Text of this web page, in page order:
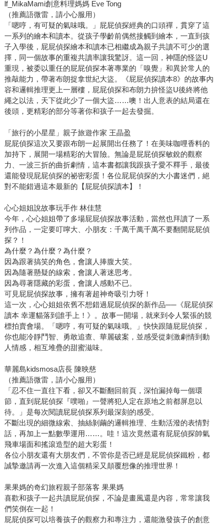
lf_MikaMami創意料理媽媽 Eve Tong
（推薦語微雷，請小心服用）
「嗯哼，有可疑的氣味哦。」屁屁偵探經典的口頭禪，貫穿了這
一系列的繪本和讀本。從孩子學齡前偶然接觸到繪本，一直到孩
子入學後，屁屁偵探繪本和讀本已相繼成為親子共讀不可少的選
擇，同一個故事的重複共讀率讓我驚訝。這一回，神隱的怪盜U
重現，被委以重任的屁屁偵探本著專業的「嗅覺」和異於常人的
推敲能力，帶著布朗捉拿世紀大盜。《屁屁偵探讀本8》的故事內
容和邏輯推理更上一層樓，屁屁偵探和布朗力拚怪盜U後終將他
繩之以法，天下從此少了一個大盜……噢！出人意表的結局還在
後頭，更精彩的部分等著你和孩子一起去發掘。
「旅行的小星星」親子旅遊作家 王晶盈
屁屁偵探這次又要跟布朗一起展開出任務了！在美味咖哩香料的
加持下，展開一場精彩的大冒險。無論是屁屁偵探敏銳的觀察
力、一波三折的曲折劇情，這本書都讓我跟孩子愛不釋手，最後
還能發現屁屁偵探的祕密彩蛋！各位屁屁偵探的大小書迷們，絕
對不能錯過這本最新的【屁屁偵探讀本】！
心心姐姐說故事玩手作 林佳慧
今年，心心姐姐帶了多場屁屁偵探故事活動，當然也拜讀了一系
列作品，一定要叮嚀大、小朋友：千萬千萬千萬不要翻開屁屁偵
探？！
為什麼？為什麼？為什麼？
因為跟著搞笑的角色，會讓人捧腹大笑。
因為隨著懸疑的線索，會讓人著迷思考。
因為尋著隱藏的彩蛋，會讓人感動不已。
可見屁屁偵探故事，擁有著超神奇吸引力呀！
這一次，心心姐姐依舊不想錯過屁屁偵探的新作品──《屁屁偵探
讀本 幸運貓落到誰手上！》。故事一開場，就來到令人緊張的競
標拍賣會場。「嗯哼，有可疑的氣味哦。」快快跟隨屁屁偵探，
你也能冷靜鬥智、勇敢追查、華麗破案，並感受從刺激劇情到動
人情感，相互堆疊的甜蜜滋味。
華麗島kidsmosa店長 陳映慈
（推薦語微雷，請小心服用）
「忍不住一直往下看，卻又不斷翻回前頁，深怕漏掉每一個環
節，直到屁屁偵探『噗啪』一聲將犯人定在原地之前都屏息以
待。」是每次閱讀屁屁偵探系列最深刻的感受。
不斷出現的細微線索、抽絲剝繭的邏輯推理、生動活潑的表情對
話，再加上一點數學運用……。哇！這次竟然還有屁屁偵探帥氣
飛車場面和搖滾造型的超大彩蛋！
各位小朋友還有大朋友們，不管你是否已經是屁屁偵探鐵粉，都
誠摯邀請再一次進入這個精采又顛覆想像的推理世界！
果果媽的奇幻旅程親子部落客 果果媽
喜歡和孩子一起共讀屁屁偵探，不論是畫風還是內容，常常讓我
們笑倒在一起！
屁屁偵探可以培養孩子的觀察力和專注力，還能激發孩子的創意